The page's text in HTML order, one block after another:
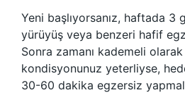
Yeni başlıyorsanız, haftada 3
yürüyüş veya benzeri hafif
Sonra zamanı kademeli
kondisyonunuz yeterliyse,
30-60 dakika egzersiz